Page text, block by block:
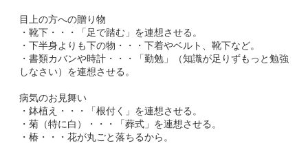
目上の方への贈り物
・靴下・・・「足で踏む」を連想させる。
・下半身よりも下の物・・・下着やベルト、靴下など。
・書類カバンや時計・・・「勤勉」（知識が足りずもっと勉強
しなさい）を連想させる。
病気のお見舞い
・鉢植え・・・「根付く」を連想させる。
・菊（特に白）・・・「葬式」を連想させる。
・椿・・・花が丸ごと落ちるから。